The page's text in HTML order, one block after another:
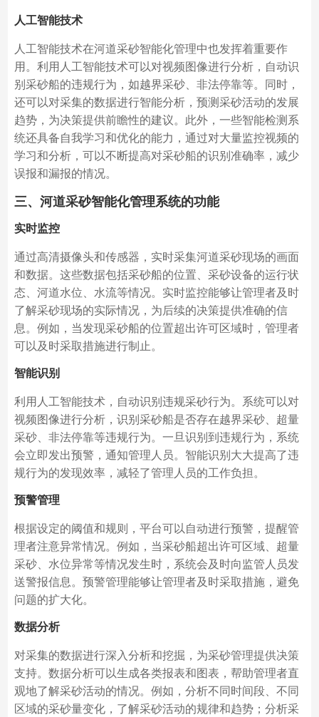
人工智能技术
人工智能技术在河道采砂智能化管理中也发挥着重要作
用。利用人工智能技术可以对视频图像进行分析，自动识
别采砂船的违规行为，如越界采砂、非法停靠等。同时，
还可以对采集的数据进行智能分析，预测采砂活动的发展
趋势，为决策提供前瞻性的建议。此外，一些智能检测系
统还具备自我学习和优化的能力，通过对大量监控视频的
学习和分析，可以不断提高对采砂船的识别准确率，减少
误报和漏报的情况。
三、河道采砂智能化管理系统的功能
实时监控
通过高清摄像头和传感器，实时采集河道采砂现场的画面
和数据。这些数据包括采砂船的位置、采砂设备的运行状
态、河道水位、水流等情况。实时监控能够让管理者及时
了解采砂现场的实际情况，为后续的决策提供准确的信
息。例如，当发现采砂船的位置超出许可区域时，管理者
可以及时采取措施进行制止。
智能识别
利用人工智能技术，自动识别违规采砂行为。系统可以对
视频图像进行分析，识别采砂船是否存在越界采砂、超量
采砂、非法停靠等违规行为。一旦识别到违规行为，系统
会立即发出预警，通知管理人员。智能识别大大提高了违
规行为的发现效率，减轻了管理人员的工作负担。
预警管理
根据设定的阈值和规则，平台可以自动进行预警，提醒管
理者注意异常情况。例如，当采砂船超出许可区域、超量
采砂、水位异常等情况发生时，系统会及时向监管人员发
送警报信息。预警管理能够让管理者及时采取措施，避免
问题的扩大化。
数据分析
对采集的数据进行深入分析和挖掘，为采砂管理提供决策
支持。数据分析可以生成各类报表和图表，帮助管理者直
观地了解采砂活动的情况。例如，分析不同时间段、不同
区域的采砂量变化，了解采砂活动的规律和趋势；分析采